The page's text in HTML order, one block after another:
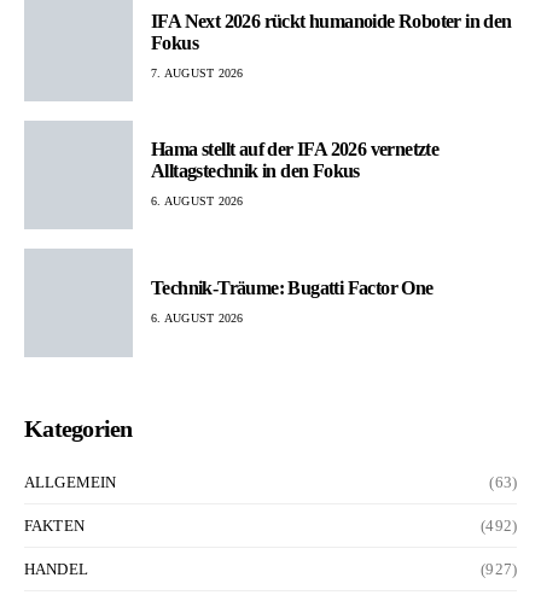
IFA Next 2026 rückt humanoide Roboter in den
Fokus
7. AUGUST 2026
Hama stellt auf der IFA 2026 vernetzte
Alltagstechnik in den Fokus
6. AUGUST 2026
Technik-Träume: Bugatti Factor One
6. AUGUST 2026
Kategorien
ALLGEMEIN (63)
FAKTEN (492)
HANDEL (927)